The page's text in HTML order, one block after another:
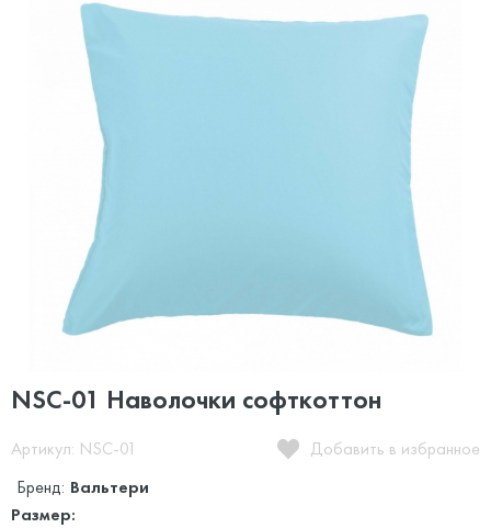
NSC-01 Наволочки софткоттон
Артикул: NSC-01
Добавить в избранное
Бренд: Вальтери
Размер: